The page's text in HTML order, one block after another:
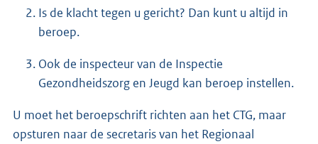
Is de klacht tegen u gericht? Dan kunt u altijd in
beroep.
Ook de inspecteur van de Inspectie
Gezondheidszorg en Jeugd kan beroep instellen.
U moet het beroepschrift richten aan het CTG, maar
opsturen naar de secretaris van het Regionaal